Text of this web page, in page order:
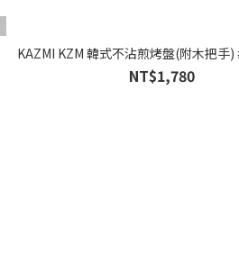
KAZMI KZM 韓式不沾煎烤盤(附木把手
NT$1,780